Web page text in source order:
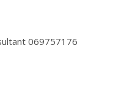
069757176